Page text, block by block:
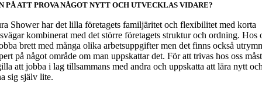
PÅ ATT PROVA NÅGOT NYTT OCH UTVECKLAS VIDARE?
Shower har det lilla företagets familjäritet och flexibilitet med korta
kombinerat med det större företagets struktur och ordning. Hos
brett med många olika arbetsuppgifter men det finns också
på något område om man uppskattar det. För att trivas hos oss
att jobba i lag tillsammans med andra och uppskatta att lära nytt
sig själv lite.